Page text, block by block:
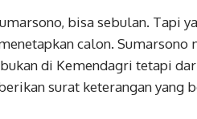
bisa sebulan. Tapi
calon. Sumarsono
di Kemendagri tetapi
surat keterangan yang